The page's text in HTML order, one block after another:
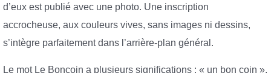
d’eux est publié avec une photo. Une inscription
accrocheuse, aux couleurs vives, sans images ni dessins,
s’intègre parfaitement dans l’arrière-plan général.
Le mot Le Boncoin a plusieurs significations : « un bon coin »,